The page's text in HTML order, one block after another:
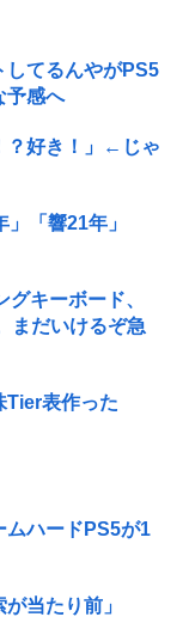
してるんやがPS5
予感へ
？好き！」←じゃ
「響21年」
キーボード、
まだいけるぞ急
Tier表作った
ムハードPS5が1
当たり前」